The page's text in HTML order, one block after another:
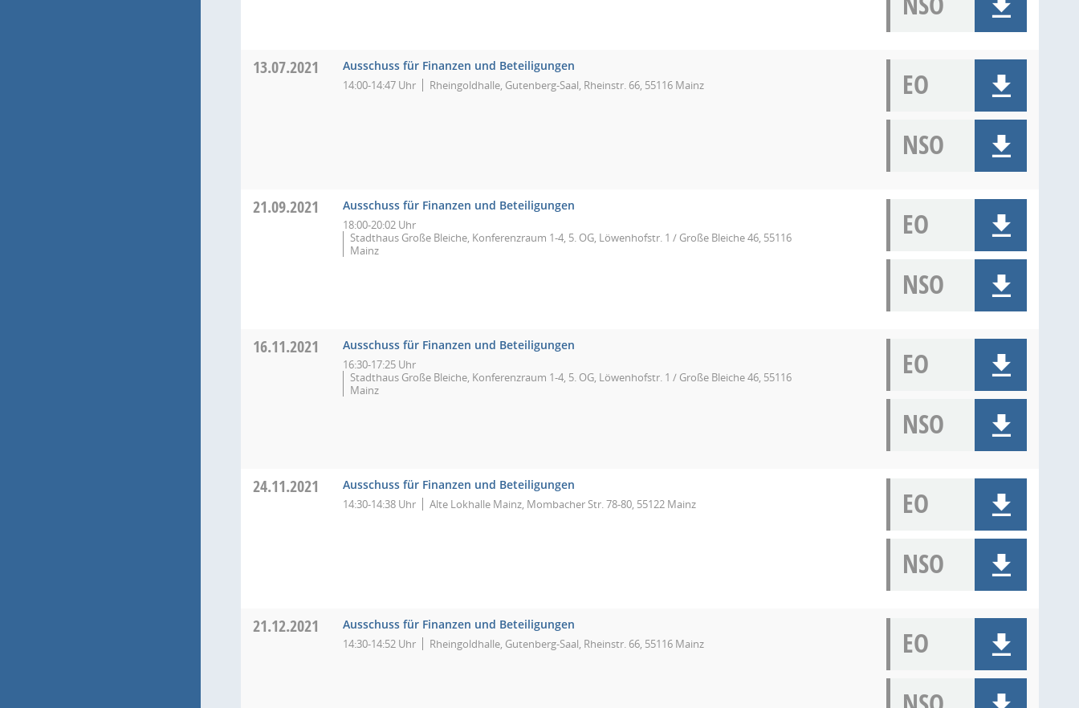
13.07.2021 Ausschuss für Finanzen und Beteiligungen
14:00-14:47 Uhr Rheingoldhalle, Gutenberg-Saal, Rheinstr. 66, 55116 Mainz
EO
NSO
21.09.2021 Ausschuss für Finanzen und Beteiligungen
18:00-20:02 Uhr
Stadthaus Große Bleiche, Konferenzraum 1-4, 5. OG, Löwenhofstr. 1 / Große Bleiche 46, 55116
Mainz
EO
NSO
16.11.2021 Ausschuss für Finanzen und Beteiligungen
16:30-17:25 Uhr
Stadthaus Große Bleiche, Konferenzraum 1-4, 5. OG, Löwenhofstr. 1 / Große Bleiche 46, 55116
Mainz
EO
NSO
24.11.2021 Ausschuss für Finanzen und Beteiligungen
14:30-14:38 Uhr Alte Lokhalle Mainz, Mombacher Str. 78-80, 55122 Mainz
EO
NSO
21.12.2021 Ausschuss für Finanzen und Beteiligungen
14:30-14:52 Uhr Rheingoldhalle, Gutenberg-Saal, Rheinstr. 66, 55116 Mainz
EO